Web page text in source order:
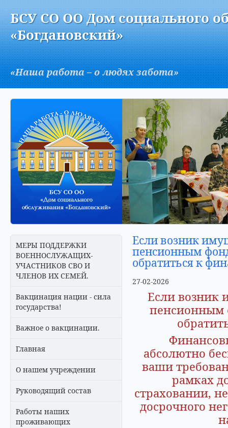
AБСУ СО ОО Дом социального
«Богдановский»
«Наша работа – о людях забота»
МЕРЫ ПОДДЕРЖКИ
ВОЕННОСЛУЖАЩИХ-
УЧАСТНИКОВ СВО И
ЧЛЕНОВ ИХ СЕМЕЙ.
Вакцинация нации - сила
государства!
Важное о вакцинации.
Главная
О нашем учреждении
Руководящий состав
Работы наших
проживающих
Если возник
пенсионным
обратиться к
27-02-2026
Если возник
пенсионным
абсолютно
ваши
рамках
страховании,
досрочного